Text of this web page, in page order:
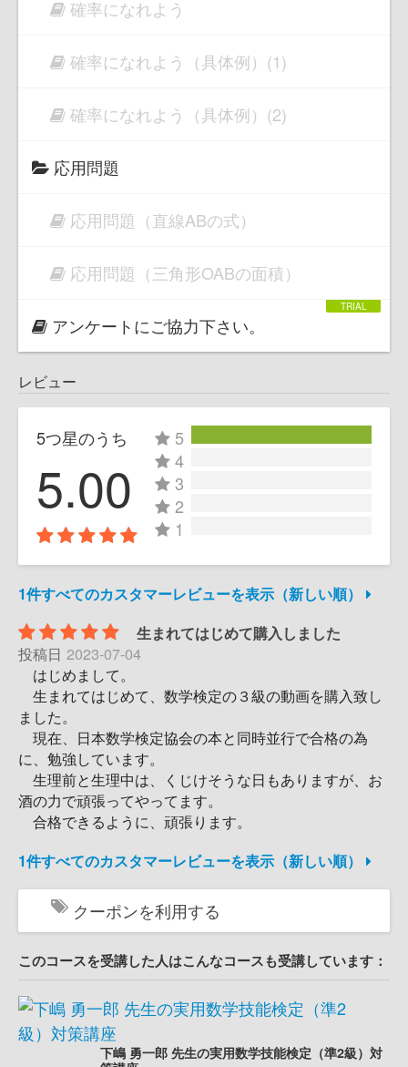
確率になれよう
確率になれよう（具体例）(1)
確率になれよう（具体例）(2)
応用問題
応用問題（直線ABの式）
応用問題（三角形OABの面積）
アンケートにご協力下さい。
レビュー
5つ星のうち
5.00
5
4
3
2
1
1件すべてのカスタマーレビューを表示（新しい順）
生まれてはじめて購入しました
投稿日 2023-07-04
はじめまして。
生まれてはじめて、数学検定の３級の動画を購入致し
ました。
現在、日本数学検定協会の本と同時並行で合格の為
に、勉強しています。
生理前と生理中は、くじけそうな日もありますが、お
酒の力で頑張ってやってます。
合格できるように、頑張ります。
1件すべてのカスタマーレビューを表示（新しい順）
クーポンを利用する
このコースを受講した人はこんなコースも受講しています：
下嶋 勇一郎 先生の実用数学技能検定（準2級）対